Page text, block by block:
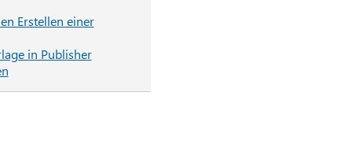
Erstellen einer
in Publisher